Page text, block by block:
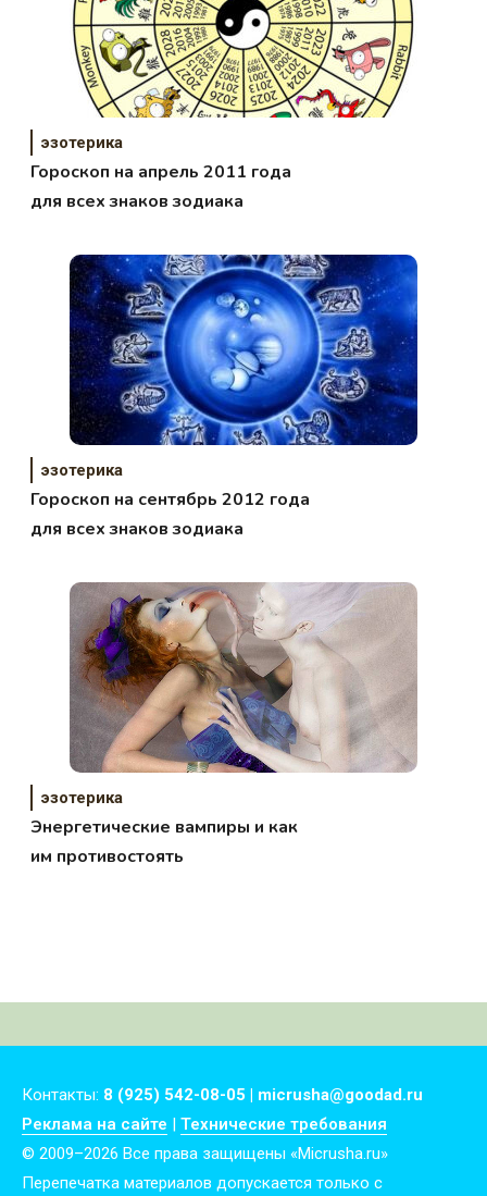
эзотерика
Гороскоп на апрель 2011 года
для всех знаков зодиака
эзотерика
Гороскоп на сентябрь 2012 года
для всех знаков зодиака
эзотерика
Энергетические вампиры и как
им противостоять
Контакты: 8 (925) 542-08-05 | micrusha@goodad.ru
Реклама на сайте
Технические требования
© 2009–2026 Все права защищены «Micrusha.ru»
Перепечатка материалов допускается только с